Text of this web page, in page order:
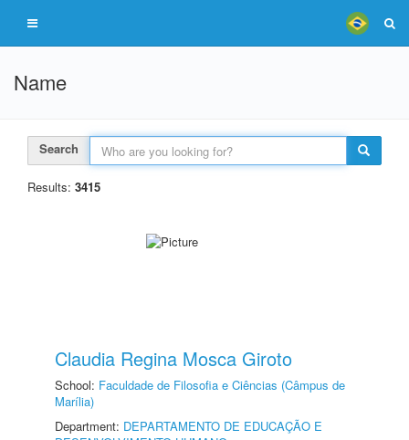
Name
Search
Results: 3415
Claudia Regina Mosca Giroto
School: Faculdade de Filosofia e Ciências (Câmpus de
Marília)
Department: DEPARTAMENTO DE EDUCAÇÃO E